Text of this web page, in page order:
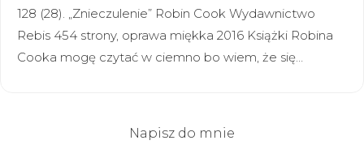
128 (28). „Znieczulenie” Robin Cook Wydawnictwo
Rebis 454 strony, oprawa miękka 2016 Książki Robina
Cooka mogę czytać w ciemno bo wiem, że się…
Napisz do mnie